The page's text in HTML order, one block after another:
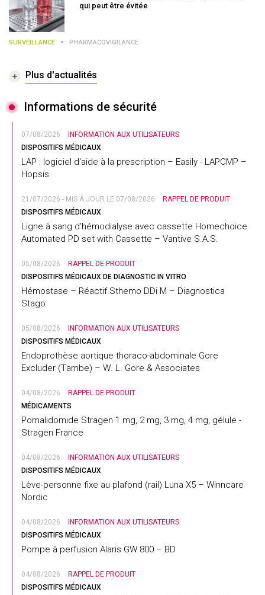
qui peut être évitée
SURVEILLANCE PHARMACOVIGILANCE
Plus d'actualités
Informations de sécurité
07/08/2026
INFORMATION AUX UTILISATEURS
DISPOSITIFS MÉDICAUX
LAP : logiciel d'aide à la prescription – Easily - LAPCMP –
Hopsis
21/07/2026 - MIS À JOUR LE 07/08/2026
RAPPEL DE PRODUIT
DISPOSITIFS MÉDICAUX
Ligne à sang d’hémodialyse avec cassette Homechoice
Automated PD set with Cassette – Vantive S.A.S.
05/08/2026
RAPPEL DE PRODUIT
DISPOSITIFS MÉDICAUX DE DIAGNOSTIC IN VITRO
Hémostase – Réactif Sthemo DDi M – Diagnostica
Stago
05/08/2026
INFORMATION AUX UTILISATEURS
DISPOSITIFS MÉDICAUX
Endoprothèse aortique thoraco-abdominale Gore
Excluder (Tambe) – W. L. Gore & Associates
04/08/2026
RAPPEL DE PRODUIT
MÉDICAMENTS
Pomalidomide Stragen 1 mg, 2 mg, 3 mg, 4 mg, gélule -
Stragen France
04/08/2026
INFORMATION AUX UTILISATEURS
DISPOSITIFS MÉDICAUX
Lève-personne fixe au plafond (rail) Luna X5 – Winncare
Nordic
04/08/2026
INFORMATION AUX UTILISATEURS
DISPOSITIFS MÉDICAUX
Pompe à perfusion Alaris GW 800 – BD
04/08/2026
RAPPEL DE PRODUIT
DISPOSITIFS MÉDICAUX